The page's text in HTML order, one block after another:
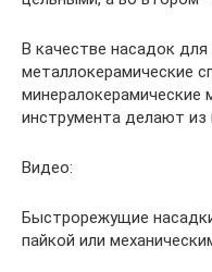
В качестве насадок
металлокерамические
минералокерамические
инструмента делают из
Видео:
Быстрорежущие
пайкой или